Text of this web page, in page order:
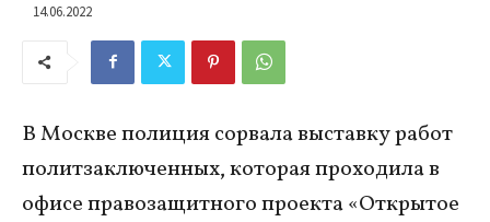
14.06.2022
В Москве полиция сорвала выставку работ
политзаключенных, которая проходила в
офисе правозащитного проекта «Открытое